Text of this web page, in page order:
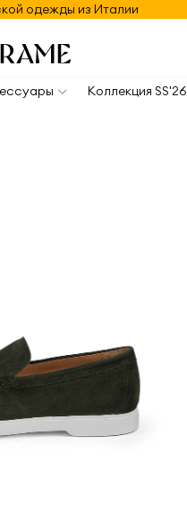
одежды из Италии
Коллекция SS'26